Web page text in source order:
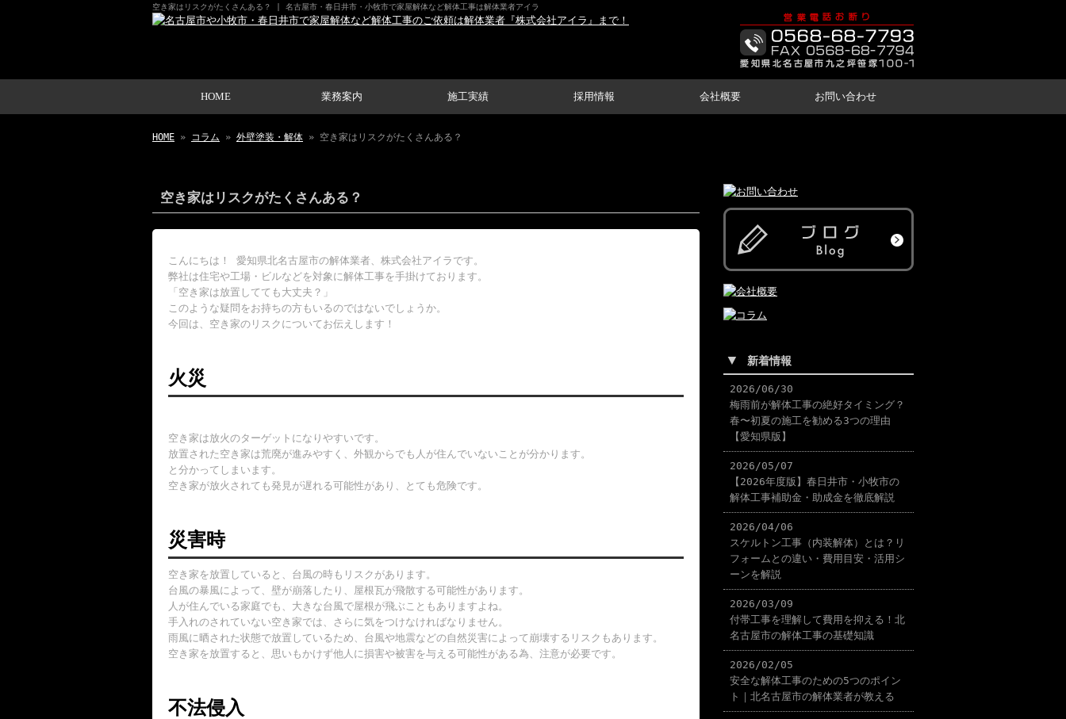
空き家はリスクがたくさんある？ | 名古屋市・春日井市・小牧市で家屋解体など解体工事は解体業者アイラ
HOME 業務案内 施工実績 採用情報 会社概要 お問い合わせ
HOME » コラム » 外壁塗装・解体 » 空き家はリスクがたくさんある？
空き家はリスクがたくさんある？
こんにちは！ 愛知県北名古屋市の解体業者、株式会社アイラです。
弊社は住宅や工場・ビルなどを対象に解体工事を手掛けております。
「空き家は放置してても大丈夫？」
このような疑問をお持ちの方もいるのではないでしょうか。
今回は、空き家のリスクについてお伝えします！
火災
空き家は放火のターゲットになりやすいです。
放置された空き家は荒廃が進みやすく、外観からでも人が住んでいないことが分かります。
と分かってしまいます。
空き家が放火されても発見が遅れる可能性があり、とても危険です。
災害時
空き家を放置していると、台風の時もリスクがあります。
台風の暴風によって、壁が崩落したり、屋根瓦が飛散する可能性があります。
人が住んでいる家庭でも、大きな台風で屋根が飛ぶこともありますよね。
手入れのされていない空き家では、さらに気をつけなければなりません。
雨風に晒された状態で放置しているため、台風や地震などの自然災害によって崩壊するリスクもあります。
空き家を放置すると、思いもかけず他人に損害や被害を与える可能性がある為、注意が必要です。
不法侵入
▼ 新着情報
2026/06/30
梅雨前が解体工事の絶好タイミング？
春〜初夏の施工を勧める3つの理由
【愛知県版】
2026/05/07
【2026年度版】春日井市・小牧市の
解体工事補助金・助成金を徹底解説
2026/04/06
スケルトン工事（内装解体）とは？リ
フォームとの違い・費用目安・活用シ
ーンを解説
2026/03/09
付帯工事を理解して費用を抑える！北
名古屋市の解体工事の基礎知識
2026/02/05
安全な解体工事のための5つのポイン
ト｜北名古屋市の解体業者が教える